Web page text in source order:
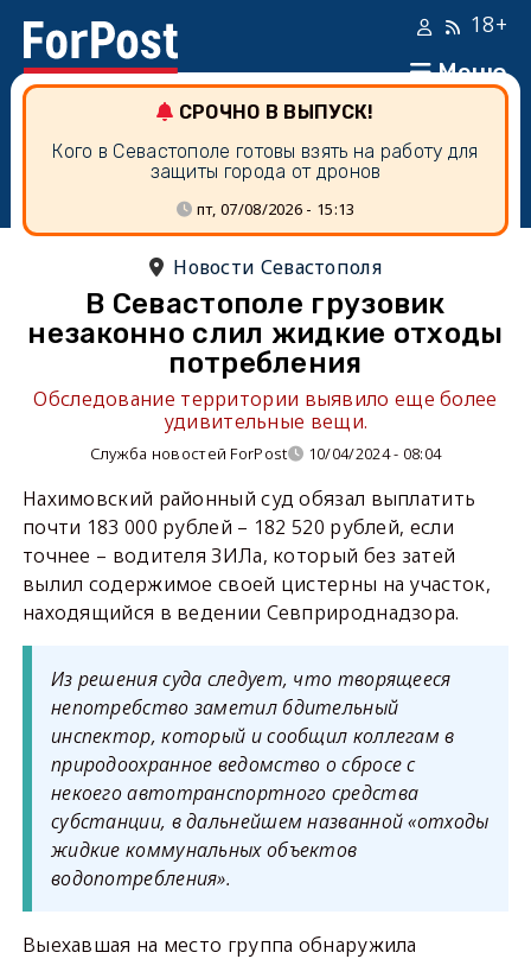
Меню
18+
СРОЧНО В ВЫПУСК!
Кого в Севастополе готовы взять на работу для
защиты города от дронов
пт, 07/08/2026 - 15:13
Новости Севастополя
В Севастополе грузовик
незаконно слил жидкие отходы
потребления
Обследование территории выявило еще более
удивительные вещи.
Служба новостей ForPost 10/04/2024 - 08:04
Нахимовский районный суд обязал выплатить
почти 183 000 рублей – 182 520 рублей, если
точнее – водителя ЗИЛа, который без затей
вылил содержимое своей цистерны на участок,
находящийся в ведении Севприроднадзора.
Из решения суда следует, что творящееся
непотребство заметил бдительный
инспектор, который и сообщил коллегам в
природоохранное ведомство о сбросе с
некоего автотранспортного средства
субстанции, в дальнейшем названной «отходы
жидкие коммунальных объектов
водопотребления».
Выехавшая на место группа обнаружила